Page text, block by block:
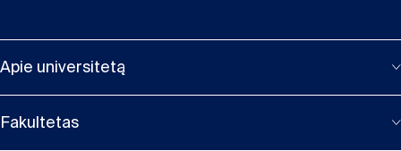
Apie universitetą
Fakultetas